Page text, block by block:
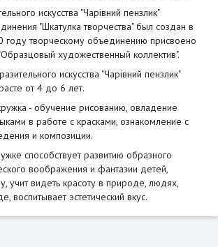
искусства "Чарівний пензлик"
"Шкатулка творчества" был создан в
году творческому объединению присвоено
художественный коллектив".
искусства "Чарівний пензлик"
от 4 до 6 лет.
- обучение рисованию, овладение
в работе с красками, ознакомление с
и композиции.
способствует развитию образного
воображения и фантазии детей,
учит видеть красоту в природе, людях,
воспитывает эстетический вкус.